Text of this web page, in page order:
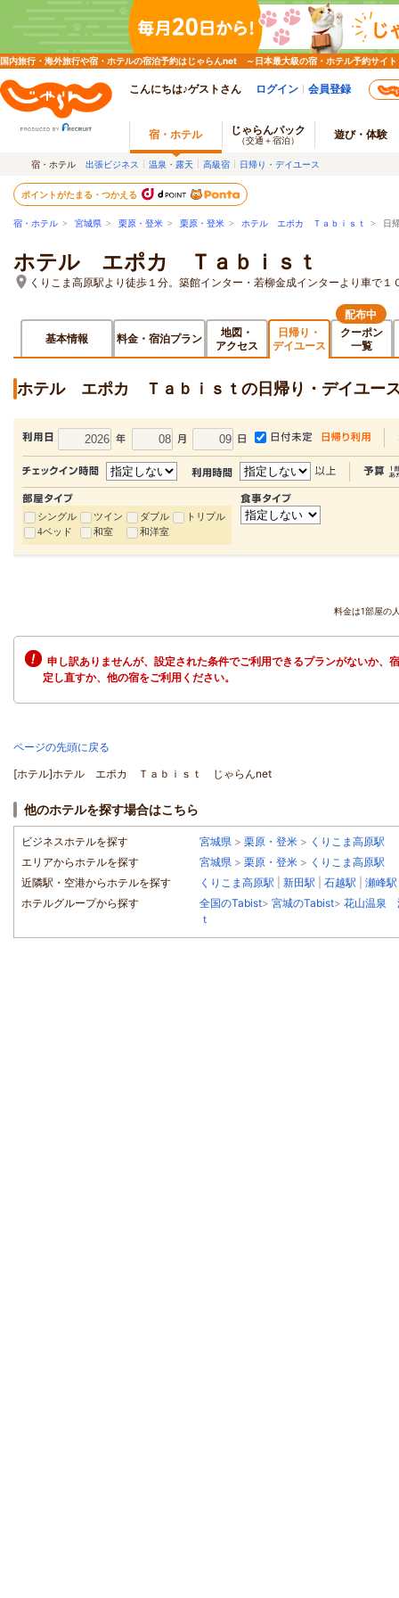
国内旅行・海外旅行や宿・ホテルの宿泊予約はじゃらんnet ～日本最大級の宿・ホテル予約サイト
こんにちは♪ゲストさん ログイン 会員登録
宿・ホテル じゃらんパック
（交通＋宿泊） 遊び・体験
宿・ホテル 出張ビジネス 温泉・露天 高級宿 日帰り・デイユース
ポイントがたまる・つかえる
宿・ホテル > 宮城県 > 栗原・登米 > 栗原・登米 > ホテル エポカ Ｔａｂｉｓｔ > 日
ホテル エポカ Ｔａｂｉｓｔ
くりこま高原駅より徒歩１分。築館インター・若柳金成インターより車で１
基本情報 料金・宿泊プラン
地図・
アクセス
日帰り・
デイユース
クーポン
一覧
配布中
ホテル エポカ Ｔａｂｉｓｔの日帰り・デイユー
シングル ツイン ダブル
トリプル
4ベッド
和室 和洋室
料金は1部屋の
申し訳ありませんが、設定された条件でご利用できるプランがないか、
定し直すか、他の宿をご利用ください。
ページの先頭に戻る
[ホテル]ホテル エポカ Ｔａｂｉｓｔ じゃらんnet
他のホテルを探す場合はこちら
ビジネスホテルを探す 宮城県 > 栗原・登米 > くりこま高原駅
エリアからホテルを探す
宮城県 > 栗原・登米 > くりこま高原駅
近隣駅・空港からホテルを探す
くりこま高原駅 新田駅 石越駅
瀬峰駅
ホテルグループから探す
全国のTabist> 宮城のTabist> 花山温泉
ｔ